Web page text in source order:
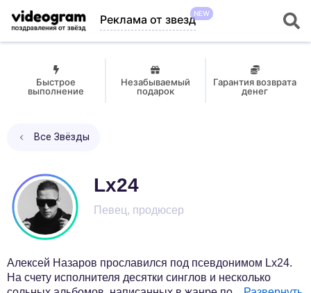
Реклама от звездNEW
Быстрое
выполнение
Незабываемый
подарок
Гарантия возврата
денег
Все Звёзды
Lx24
Певец, продюсер
Алексей Назаров прославился под псевдонимом Lx24.
На счету исполнителя десятки синглов и несколько